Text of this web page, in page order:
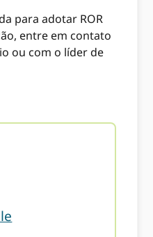
para adotar ROR
entre em contato
ou com o líder de